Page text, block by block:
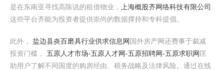
是在东南亚寻找高陈说的租借物业，
上海概股齐网络科技有限公司
这些平台齐能为投资者提供崇尚的数据撑持和专科提倡。
此外， 盐边县炎百磨具行业供求信息网 国外房产网还费事于裁减
投资门槛， 五原人才市场-五原人才网-五原招聘网-五原求职网 匡
助用户了解不同国度的购房经由、税务战略及法律风险。通过在线